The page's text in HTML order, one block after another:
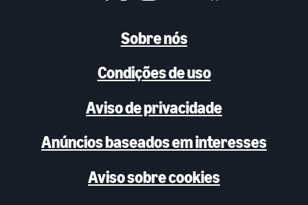
Sobre nós
Condições de uso
Aviso de privacidade
Anúncios baseados em interesses
Aviso sobre cookies